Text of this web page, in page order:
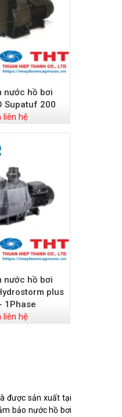
nước hồ bơi
Supatuf 200
liên hệ
nước hồ bơi
plus
1Phase
liên hệ
được sản xuất tại
bảo nước hồ bơi